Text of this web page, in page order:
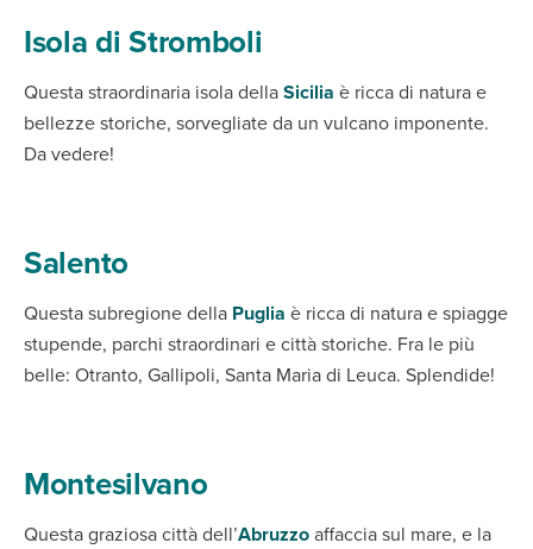
Isola di Stromboli
Questa straordinaria isola dellaSicilia è ricca di natura e
bellezze storiche, sorvegliate da un vulcano imponente.
Da vedere!
Salento
Questa subregione della Puglia è ricca di natura e spiagge
stupende, parchi straordinari e città storiche. Fra le più
belle: Otranto, Gallipoli, Santa Maria di Leuca. Splendide!
Montesilvano
Questa graziosa città dell’Abruzzoaffaccia sul mare, e la